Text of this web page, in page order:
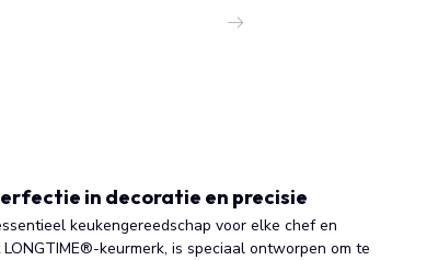
in decoratie en precisie
keukengereedschap voor elke chef en
keurmerk, is speciaal ontworpen om te